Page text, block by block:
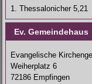
1. Thessalonicher 5,21
Ev. Gemeindehaus
Evangelische
Weiherplatz 6
72186 Empfingen